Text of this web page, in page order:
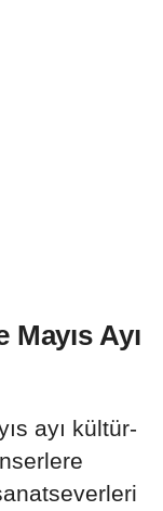
Ayı
ayı kültür-